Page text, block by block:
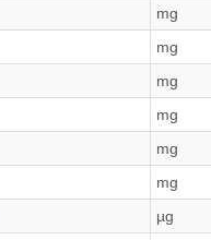
mg
mg
mg
mg
mg
mg
µg